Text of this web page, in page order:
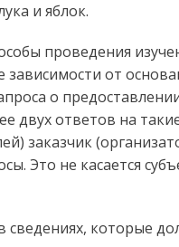
и яблок.
проведения
от
о
двух ответов на
заказчик
Это не касается
которые